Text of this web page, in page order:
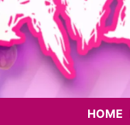
HOME